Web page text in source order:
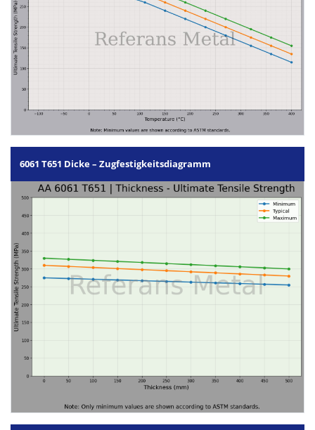
6061 T651 Dicke – Zugfestigkeitsdiagramm